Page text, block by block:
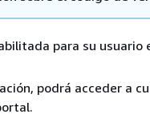
para su
podrá acceder a